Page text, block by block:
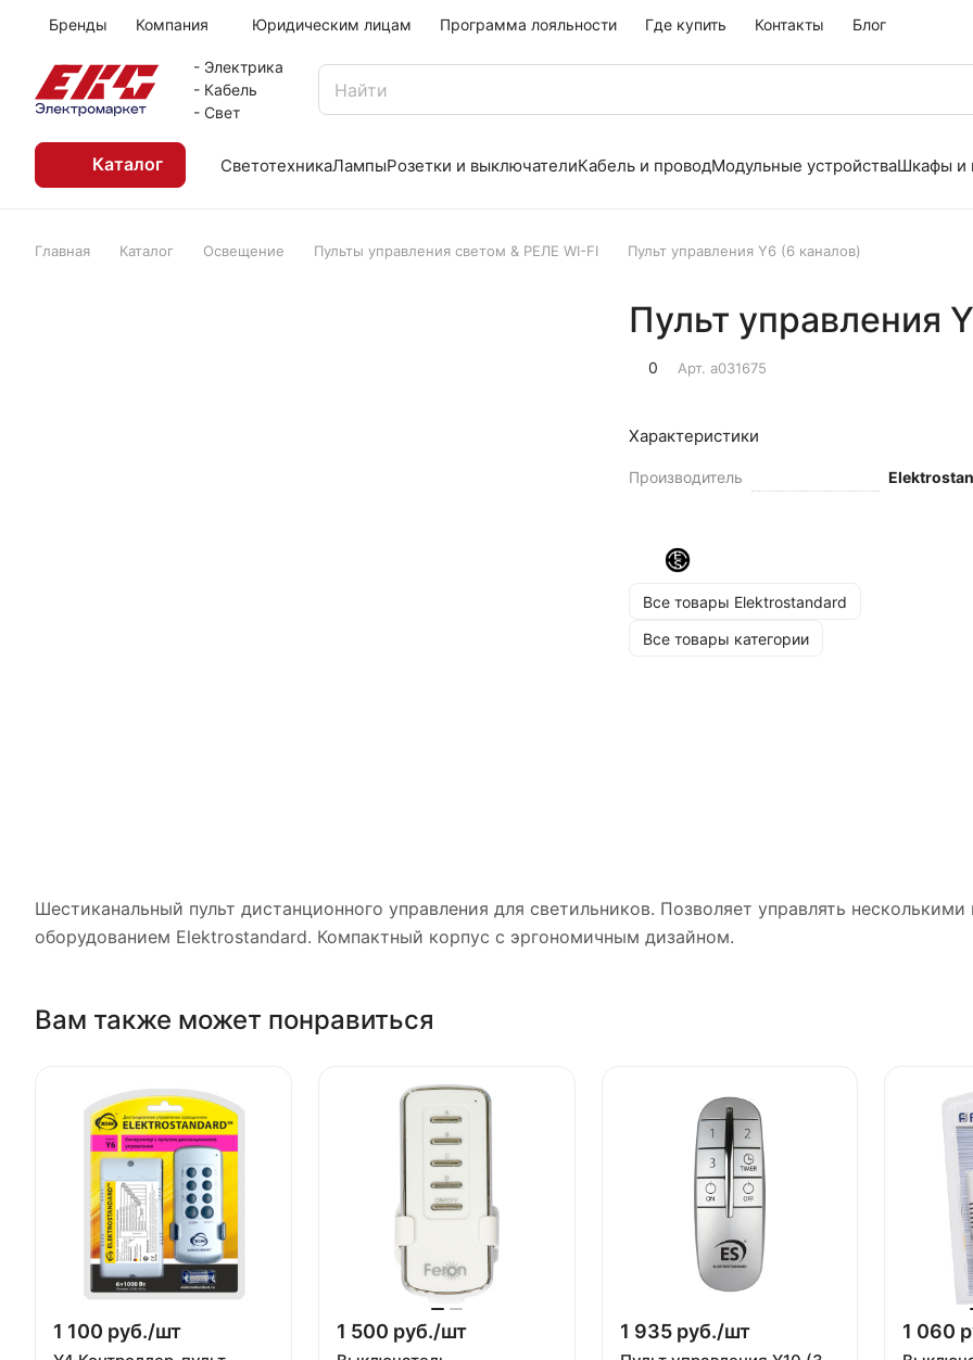
Бренды Компания Юридическим лицам Программа лояльности Где купить Контакты Блог
- Электрика
- Кабель
- Свет
Каталог СветотехникаЛампыРозетки и выключателиКабель и проводМодульные устройстваШкафы и
Главная Каталог Освещение Пульты управления светом & РЕЛЕ WI-FI Пульт управления Y6 (6 каналов)
Пульт управления
0 Арт. a031675
Характеристики
Производитель
Все товары Elektrostandard
Все товары категории
Шестиканальный пульт дистанционного управления для светильников. Позволяет управлять
оборудованием Elektrostandard. Компактный корпус с эргономичным дизайном.
Вам также может понравиться
1 100 руб./шт 1 500 руб./шт 1 935 руб./шт 1 060